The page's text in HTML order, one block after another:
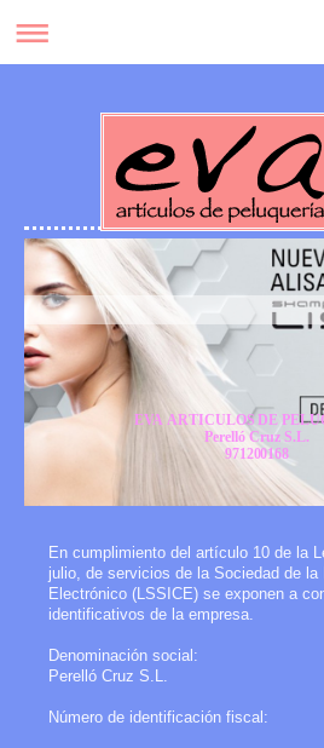
EVA ARTICULOS DE
Perelló Cruz S.L.
971200168
En cumplimiento del artículo 10 de la
julio, de servicios de la Sociedad de
Electrónico (LSSICE) se exponen a
identificativos de la empresa.
Denominación social:
Perelló Cruz S.L.
Número de identificación fiscal: